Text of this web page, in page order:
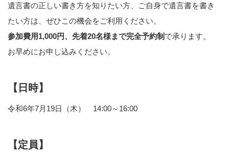
遺言書の正しい書き方を知りたい方、ご自身で遺言書を書き
たい方は、ぜひこの機会をご利用ください。
参加費用1,000円、先着20名様まで完全予約制 で承ります。
お早めにお申し込みください。
【日時】
令和6年7月19日（木） 14:00～16:00
【定員】